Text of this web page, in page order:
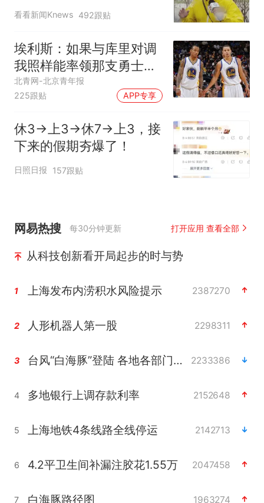
看看新闻Knews 492跟贴
埃利斯：如果与库里对调
我照样能率领那支勇士取
得现在的成就
北青网-北京青年报
225跟贴
APP专享
休3→上3→休7→上3，接
下来的假期夯爆了！
日照日报 157跟贴
网易热搜 每30分钟更新 打开应用 查看全部
从科技创新看开局起步的时与势
1 上海发布内涝积水风险提示 2387270
2 人形机器人第一股 2298311
3 台风“白海豚”登陆 各地各部门全力应对 2233386
4 多地银行上调存款利率 2152648
5 上海地铁4条线路全线停运 2142713
6 4.2平卫生间补漏注胶花1.55万 2047458
7 白海豚路径图 1963274